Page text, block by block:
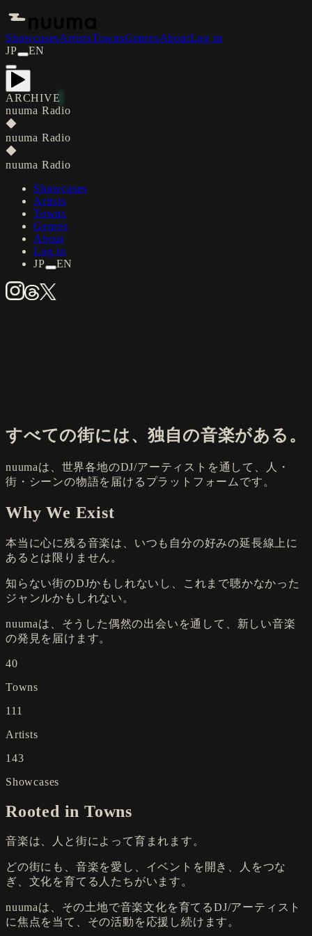
ShowcasesArtistsTownsGenresAboutLog in
JP
EN
ARCHIVE
nuuma Radio
◆
nuuma Radio
◆
nuuma Radio
Showcases
Artists
Towns
Genres
About
Log in
JP
EN
すべての街には、独自の音楽がある。
nuumaは、世界各地のDJ/アーティストを通して、人・
街・シーンの物語を届けるプラットフォームです。
Why We Exist
本当に心に残る音楽は、いつも自分の好みの延長線上に
あるとは限りません。
知らない街のDJかもしれないし、これまで聴かなかった
ジャンルかもしれない。
nuumaは、そうした偶然の出会いを通して、新しい音楽
の発見を届けます。
40
Towns
111
Artists
143
Showcases
Rooted in Towns
音楽は、人と街によって育まれます。
どの街にも、音楽を愛し、イベントを開き、人をつな
ぎ、文化を育てる人たちがいます。
nuumaは、その土地で音楽文化を育てるDJ/アーティスト
に焦点を当て、その活動を応援し続けます。